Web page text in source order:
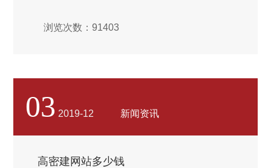
淀。...
浏览次数：91403
03 2019-12 新闻资讯
高密建网站多少钱